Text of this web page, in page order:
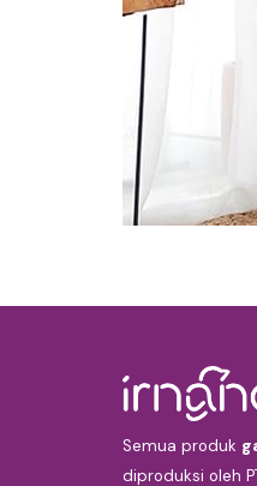
Semua produk
diproduksi oleh